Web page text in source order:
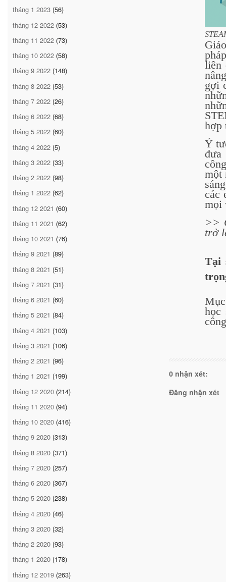
tháng 1 2023 (56)
tháng 12 2022 (53)
tháng 11 2022 (73)
tháng 10 2022 (58)
tháng 9 2022 (148)
tháng 8 2022 (53)
tháng 7 2022 (26)
tháng 6 2022 (68)
tháng 5 2022 (60)
tháng 4 2022 (5)
tháng 3 2022 (33)
tháng 2 2022 (98)
tháng 1 2022 (62)
tháng 12 2021 (60)
tháng 11 2021 (62)
tháng 10 2021 (76)
tháng 9 2021 (89)
tháng 8 2021 (51)
tháng 7 2021 (31)
tháng 6 2021 (60)
tháng 5 2021 (84)
tháng 4 2021 (103)
tháng 3 2021 (106)
tháng 2 2021 (96)
tháng 1 2021 (199)
tháng 12 2020 (214)
tháng 11 2020 (94)
tháng 10 2020 (416)
tháng 9 2020 (313)
tháng 8 2020 (371)
tháng 7 2020 (257)
tháng 6 2020 (367)
tháng 5 2020 (238)
tháng 4 2020 (46)
tháng 3 2020 (32)
tháng 2 2020 (93)
tháng 1 2020 (178)
tháng 12 2019 (263)
liên
gợi
hợp
Ý
đưa
một
các
mọi
>>
trở
Tại
học
0 nhận xét:
Đăng nhận xét